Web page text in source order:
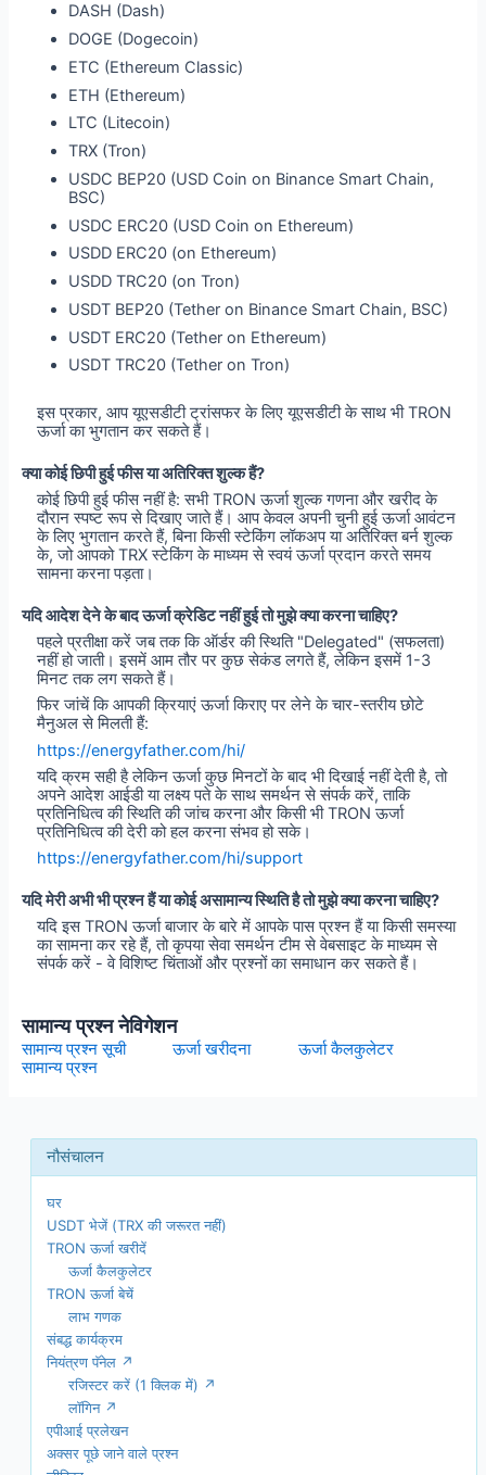
DASH (Dash)
DOGE (Dogecoin)
ETC (Ethereum Classic)
ETH (Ethereum)
LTC (Litecoin)
TRX (Tron)
USDC BEP20 (USD Coin on Binance Smart Chain,
BSC)
USDC ERC20 (USD Coin on Ethereum)
USDD ERC20 (on Ethereum)
USDD TRC20 (on Tron)
USDT BEP20 (Tether on Binance Smart Chain, BSC)
USDT ERC20 (Tether on Ethereum)
USDT TRC20 (Tether on Tron)
इस प्रकार, आप यूएसडीटी ट्रांसफर के लिए यूएसडीटी के साथ भी TRON
ऊर्जा का भुगतान कर सकते हैं।
क्या कोई छिपी हुई फीस या अतिरिक्त शुल्क हैं?
कोई छिपी हुई फीस नहीं है: सभी TRON ऊर्जा शुल्क गणना और खरीद के
दौरान स्पष्ट रूप से दिखाए जाते हैं। आप केवल अपनी चुनी हुई ऊर्जा आवंटन
के लिए भुगतान करते हैं, बिना किसी स्टेकिंग लॉकअप या अतिरिक्त बर्न शुल्क
के, जो आपको TRX स्टेकिंग के माध्यम से स्वयं ऊर्जा प्रदान करते समय
सामना करना पड़ता।
यदि आदेश देने के बाद ऊर्जा क्रेडिट नहीं हुई तो मुझे क्या करना चाहिए?
पहले प्रतीक्षा करें जब तक कि ऑर्डर की स्थिति "Delegated" (सफलता)
नहीं हो जाती। इसमें आम तौर पर कुछ सेकंड लगते हैं, लेकिन इसमें 1-3
मिनट तक लग सकते हैं।
फिर जांचें कि आपकी क्रियाएं ऊर्जा किराए पर लेने के चार-स्तरीय छोटे
मैनुअल से मिलती हैं:
https://energyfather.com/hi/
यदि क्रम सही है लेकिन ऊर्जा कुछ मिनटों के बाद भी दिखाई नहीं देती है, तो
अपने आदेश आईडी या लक्ष्य पते के साथ समर्थन से संपर्क करें, ताकि
प्रतिनिधित्व की स्थिति की जांच करना और किसी भी TRON ऊर्जा
प्रतिनिधित्व की देरी को हल करना संभव हो सके।
https://energyfather.com/hi/support
यदि मेरी अभी भी प्रश्न हैं या कोई असामान्य स्थिति है तो मुझे क्या करना चाहिए?
यदि इस TRON ऊर्जा बाजार के बारे में आपके पास प्रश्न हैं या किसी समस्या
का सामना कर रहे हैं, तो कृपया सेवा समर्थन टीम से वेबसाइट के माध्यम से
संपर्क करें - वे विशिष्ट चिंताओं और प्रश्नों का समाधान कर सकते हैं।
सामान्य प्रश्न नेविगेशन
सामान्य प्रश्न सूची ऊर्जा खरीदना
ऊर्जा कैलकुलेटर
सामान्य प्रश्न
घर
USDT भेजें (TRX की जरूरत नहीं)
TRON ऊर्जा खरीदें
ऊर्जा कैलकुलेटर
TRON ऊर्जा बेचें
लाभ गणक
संबद्ध कार्यक्रम
नियंत्रण पॅनेल ↗
रजिस्टर करें (1 क्लिक में) ↗
लॉगिन ↗
एपीआई प्रलेखन
अक्सर पूछे जाने वाले प्रश्न